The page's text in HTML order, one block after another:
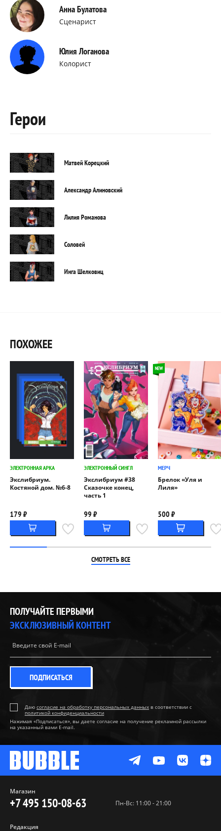
Анна Булатова
Сценарист
Юлия Логанова
Колорист
Герои
Матвей Корецкий
Александр Алиновский
Лилия Романова
Соловей
Инга Шелковиц
ПОХОЖЕЕ
ЭЛЕКТРОННАЯ АРКА
Экслибриум.
Костяной дом. №6-8
179 ₽
ЭЛЕКТРОННЫЙ СИНГЛ
Экслибриум #38
Сказочке конец,
часть 1
99 ₽
NEW
МЕРЧ
Брелок «Уля и
Лиля»
500 ₽
СМОТРЕТЬ ВСЕ
ПОЛУЧАЙТЕ ПЕРВЫМИ
ЭКСКЛЮЗИВНЫЙ КОНТЕНТ
ПОДПИСАТЬСЯ
Даю согласие на обработку персональных данных в соответствии с
политикой конфиденциальности
Нажимая «Подписаться», вы даете согласие на получение рекламной рассылки
на указанный вами E-mail.
Магазин
+7 495 150-08-63 Пн-Вс: 11:00 - 21:00
Редакция